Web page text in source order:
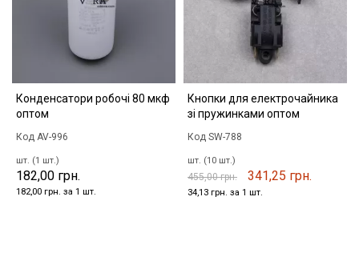
Конденсатори робочі 80 мкф
оптом
Код AV-996
шт. (1 шт.)
182,00 грн.
182,00 грн. за 1 шт.
Кнопки для електрочайника
зі пружинками оптом
Код SW-788
шт. (10 шт.)
455,00 грн. 341,25 грн.
34,13 грн. за 1 шт.